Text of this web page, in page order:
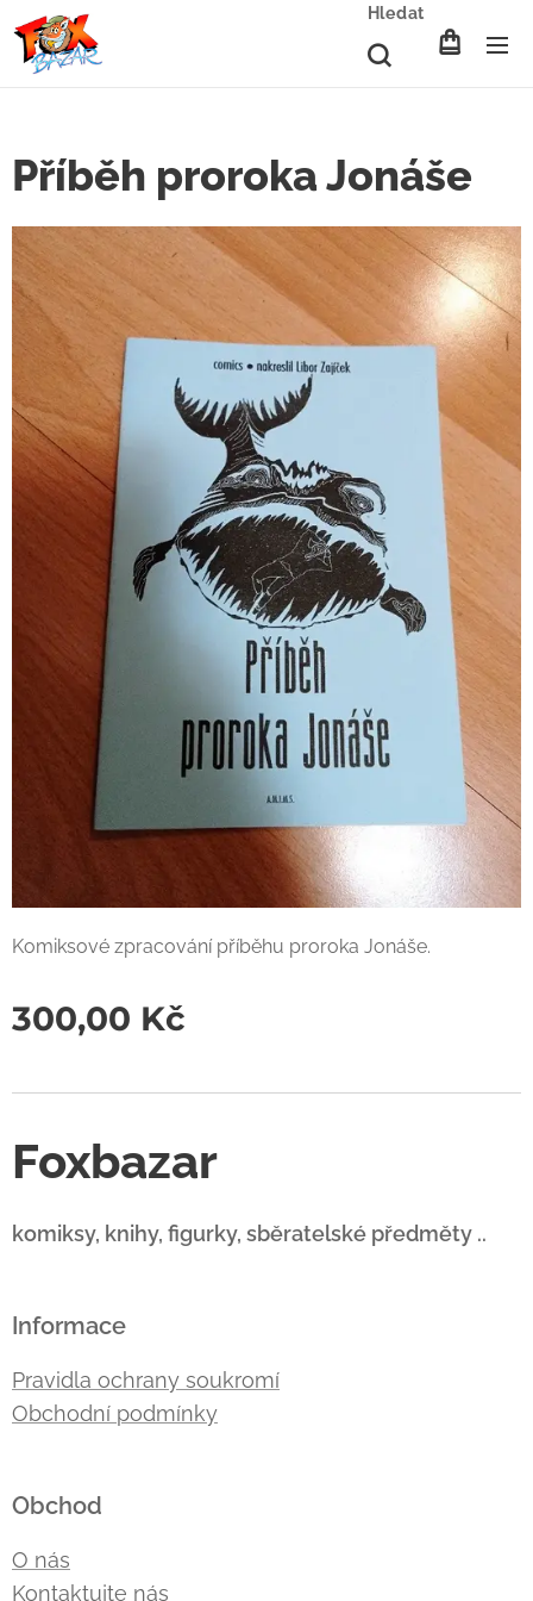
Hledat
Příběh proroka Jonáše
Komiksové zpracování příběhu proroka Jonáše.
300,00 Kč
Foxbazar
komiksy, knihy, figurky, sběratelské předměty ..
Informace
Pravidla ochrany soukromí
Obchodní podmínky
Obchod
O nás
Kontaktujte nás